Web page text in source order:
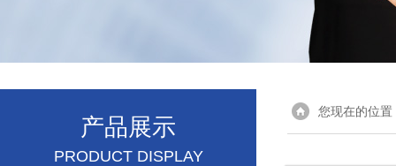
产品展示
PRODUCT DISPLAY
您现在的位置